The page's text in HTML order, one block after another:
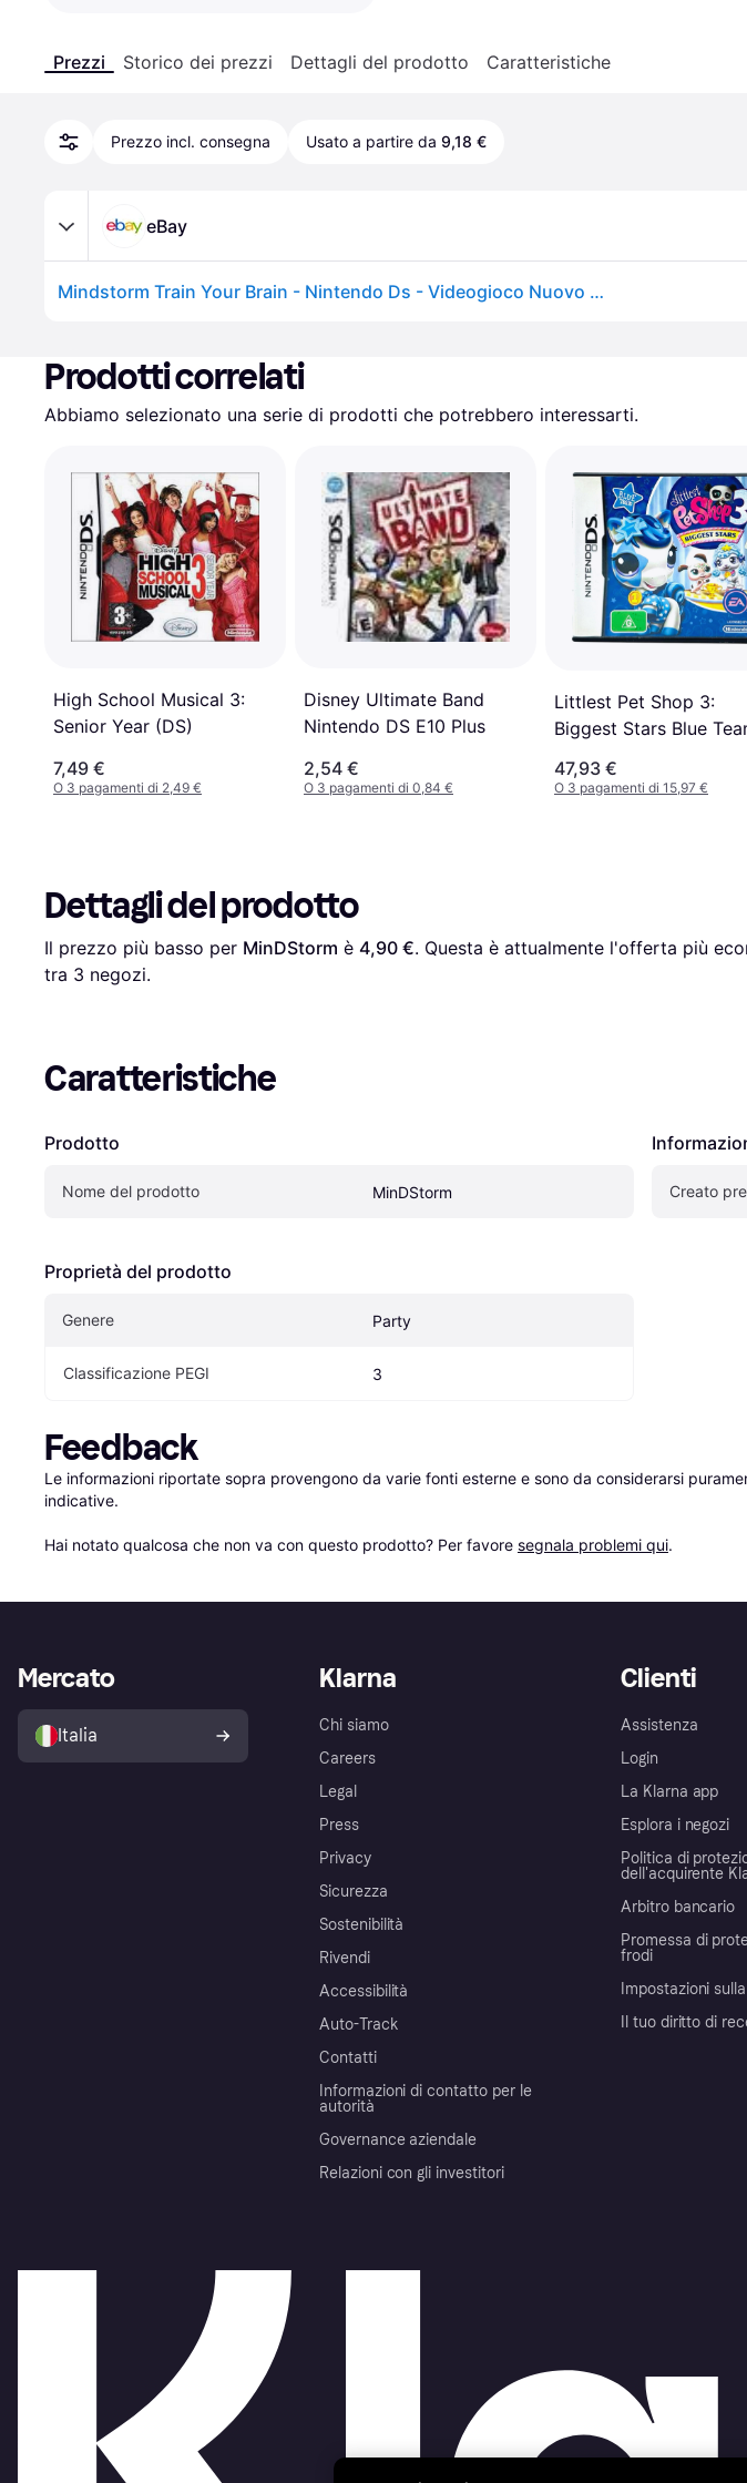
Prezzi Storico dei prezzi Dettagli del prodotto Caratteristiche
Prezzo incl. consegna Usato a partire da 9,18 €
eBay
Mindstorm Train Your Brain - Nintendo Ds - Videogioco Nuovo Sigillato Pal
Prodotti correlati
Abbiamo selezionato una serie di prodotti che potrebbero interessarti.
High School Musical 3:
Senior Year (DS)
7,49 €
O 3 pagamenti di 2,49 €
Disney Ultimate Band
Nintendo DS E10 Plus
2,54 €
O 3 pagamenti di 0,84 €
Littlest Pet Shop 3:
Biggest Stars Blue
47,93 €
O 3 pagamenti di 15,97 €
Dettagli del prodotto
Il prezzo più basso per MinDStorm è 4,90 €. Questa è attualmente l'offerta più
tra 3 negozi.
Caratteristiche
Prodotto
Nome del prodotto MinDStorm
Proprietà del prodotto
Genere Party
Classificazione PEGI 3
Creato
Feedback
Le informazioni riportate sopra provengono da varie fonti esterne e sono da considerarsi
indicative.
Hai notato qualcosa che non va con questo prodotto? Per favore segnala problemi qui.
Klarna
Chi siamo
Careers
Legal
Press
Privacy
Sicurezza
Sostenibilità
Rivendi
Accessibilità
Auto-Track
Contatti
Informazioni di contatto per le
autorità
Governance aziendale
Relazioni con gli investitori
Clienti
Assistenza
Login
La Klarna app
Esplora i negozi
Politica di
dell'acquirente
Arbitro bancario
Promessa di
frodi
Impostazioni
Il tuo diritto di
Mercato
Italia